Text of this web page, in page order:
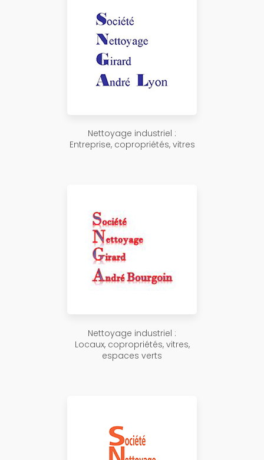
Nettoyage industriel :
Entreprise, copropriétés, vitres
Nettoyage industriel :
Locaux, copropriétés, vitres,
espaces verts